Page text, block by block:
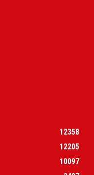
12358
12205
10097